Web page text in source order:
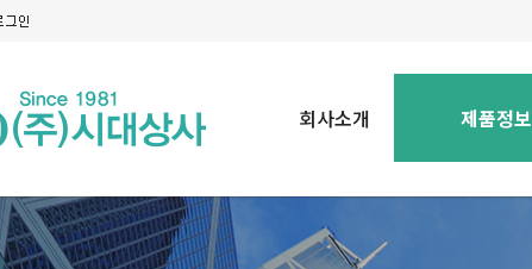
회사소개 제품정보